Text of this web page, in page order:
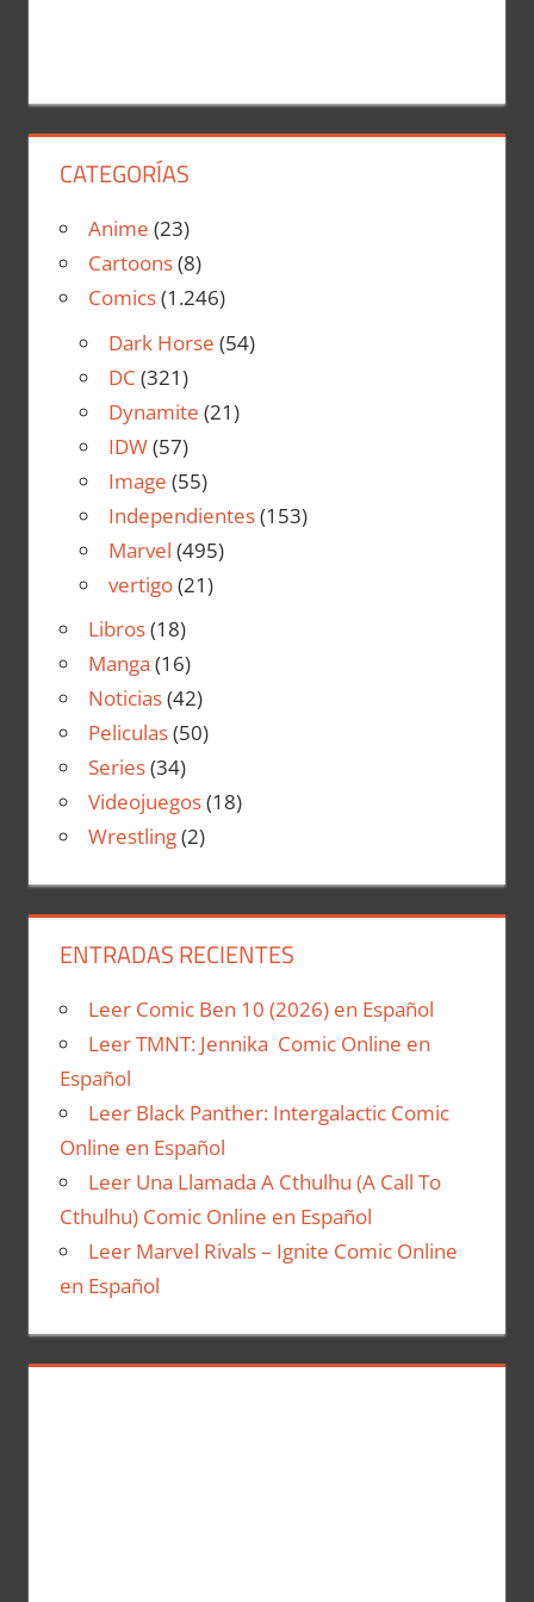
CATEGORÍAS
Anime (23)
Cartoons(8)
Comics(1.246)
Dark Horse (54)
DC (321)
Dynamite (21)
IDW(57)
Image (55)
Independientes(153)
Marvel (495)
vertigo(21)
Libros(18)
Manga (16)
Noticias(42)
Peliculas(50)
Series(34)
Videojuegos(18)
Wrestling(2)
ENTRADAS RECIENTES
Leer Comic Ben 10 (2026) en Español
Leer TMNT: Jennika Comic Online en
Español
Leer Black Panther: Intergalactic Comic
Online en Español
Leer Una Llamada A Cthulhu (A Call To
Cthulhu) Comic Online en Español
Leer Marvel Rivals – Ignite Comic Online
en Español